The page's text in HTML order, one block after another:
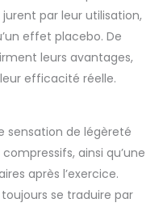
par leur utilisation,
effet placebo. De
leurs avantages,
efficacité réelle.
sensation de légèreté
ainsi qu’une
après l’exercice.
se traduire par